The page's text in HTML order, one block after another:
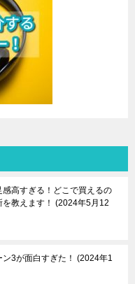
高すぎる！どこで買えるの
教えます！
2024年5月12
3が面白すぎた！
2024年1